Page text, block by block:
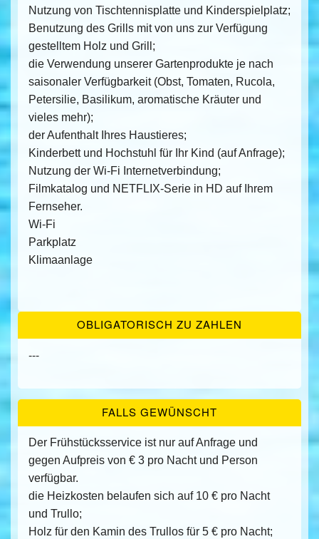
Nutzung von Tischtennisplatte und Kinderspielplatz;
Benutzung des Grills mit von uns zur Verfügung
gestelltem Holz und Grill;
die Verwendung unserer Gartenprodukte je nach
saisonaler Verfügbarkeit (Obst, Tomaten, Rucola,
Petersilie, Basilikum, aromatische Kräuter und
vieles mehr);
der Aufenthalt Ihres Haustieres;
Kinderbett und Hochstuhl für Ihr Kind (auf Anfrage);
Nutzung der Wi-Fi Internetverbindung;
Filmkatalog und NETFLIX-Serie in HD auf Ihrem
Fernseher.
Wi-Fi
Parkplatz
Klimaanlage
OBLIGATORISCH ZU ZAHLEN
---
FALLS GEWÜNSCHT
Der Frühstücksservice ist nur auf Anfrage und
gegen Aufpreis von € 3 pro Nacht und Person
verfügbar.
die Heizkosten belaufen sich auf 10 € pro Nacht
und Trullo;
Holz für den Kamin des Trullos für 5 € pro Nacht;